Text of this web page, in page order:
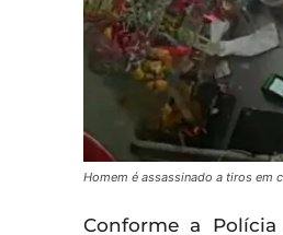
Homem é assassinado a tiros em
Conforme a